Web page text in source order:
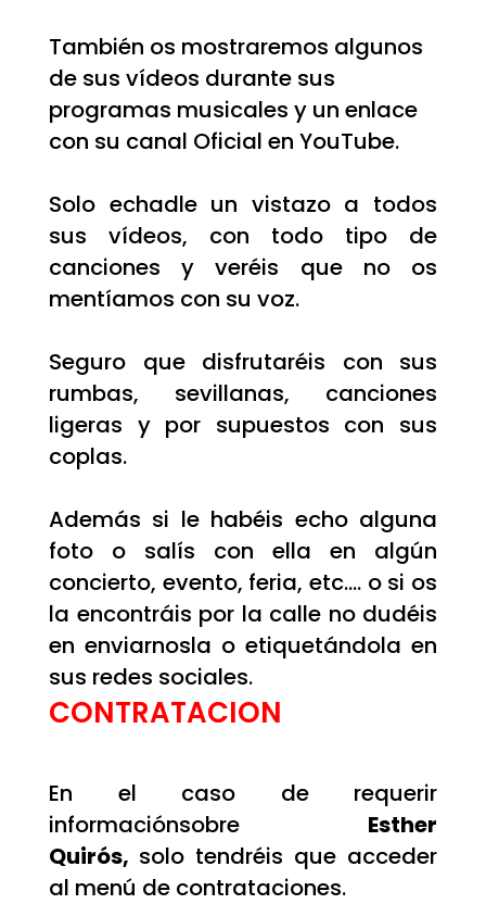
También os mostraremos algunos
de sus vídeos durante sus
programas musicales y un enlace
con su canal Oficial en YouTube.
Solo echadle un vistazo a todos
sus vídeos, con todo tipo de
canciones y veréis que no os
mentíamos con su voz.
Seguro que disfrutaréis con sus
rumbas, sevillanas, canciones
ligeras y por supuestos con sus
coplas.
Además si le habéis echo alguna
foto o salís con ella en algún
concierto, evento, feria, etc…. o si os
la encontráis por la calle no dudéis
en enviarnosla o etiquetándola en
sus redes sociales.
CONTRATACION
En el caso de requerir
informaciónsobre Esther
Quirós, solo tendréis que acceder
al menú de contrataciones.